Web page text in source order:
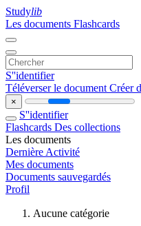
Studylib
Les documents Flashcards
S''identifier
Téléverser le document Créer
×
S''identifier
Flashcards Des collections
Les documents
Dernière Activité
Mes documents
Documents sauvegardés
Profil
Aucune catégorie